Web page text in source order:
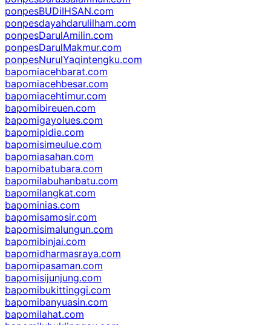
ponpesBUDiIHSAN.com
ponpesdayahdarulilham.com
ponpesDarulAmilin.com
ponpesDarulMakmur.com
ponpesNurulYaqintengku.com
bapomiacehbarat.com
bapomiacehbesar.com
bapomiacehtimur.com
bapomibireuen.com
bapomigayolues.com
bapomipidie.com
bapomisimeulue.com
bapomiasahan.com
bapomibatubara.com
bapomilabuhanbatu.com
bapomilangkat.com
bapominias.com
bapomisamosir.com
bapomisimalungun.com
bapomibinjai.com
bapomidharmasraya.com
bapomipasaman.com
bapomisijunjung.com
bapomibukittinggi.com
bapomibanyuasin.com
bapomilahat.com